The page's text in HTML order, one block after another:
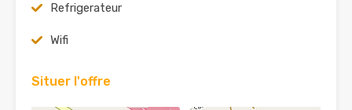
Refrigerateur
Wifi
Situer l'offre